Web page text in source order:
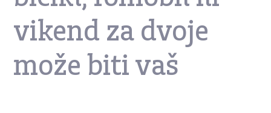
vikend za dvoje
može biti vaš